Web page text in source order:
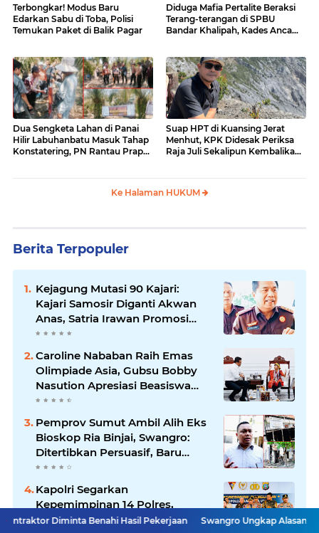
Terbongkar! Modus Baru
Edarkan Sabu di Toba, Polisi
Temukan Paket di Balik Pagar
Diduga Mafia Pertalite Beraksi
Terang-terangan di SPBU
Bandar Khalipah, Kades Ancam
Dua Sengketa Lahan di Panai
Hilir Labuhanbatu Masuk Tahap
Konstatering, PN Rantau Prapat
Suap HPT di Kuansing Jerat
Menhut, KPK Didesak Periksa
Raja Juli Sekalipun Kembalikan
Ke Halaman HUKUM
Berita Terpopuler
Kejagung Mutasi 90 Kajari:
Kajari Samosir Diganti Akwan
Anas, Satria Irawan Promosi
Kemana?
Caroline Nababan Raih Emas
Olimpiade Asia, Gubsu Bobby
Nasution Apresiasi Beasiswa
dan Bimbel
Pemprov Sumut Ambil Alih Eks
Bioskop Ria Binjai, Swangro:
Ditertibkan Persuasif, Baru
Kelola dengan Baik
Kapolri Segarkan
Kepemimpinan 14 Polres,
Asahan Dipimpin AKBP Adi
Benahi Hasil Pekerjaan Swangro Ungkap Alasan PD AIJ Ambil